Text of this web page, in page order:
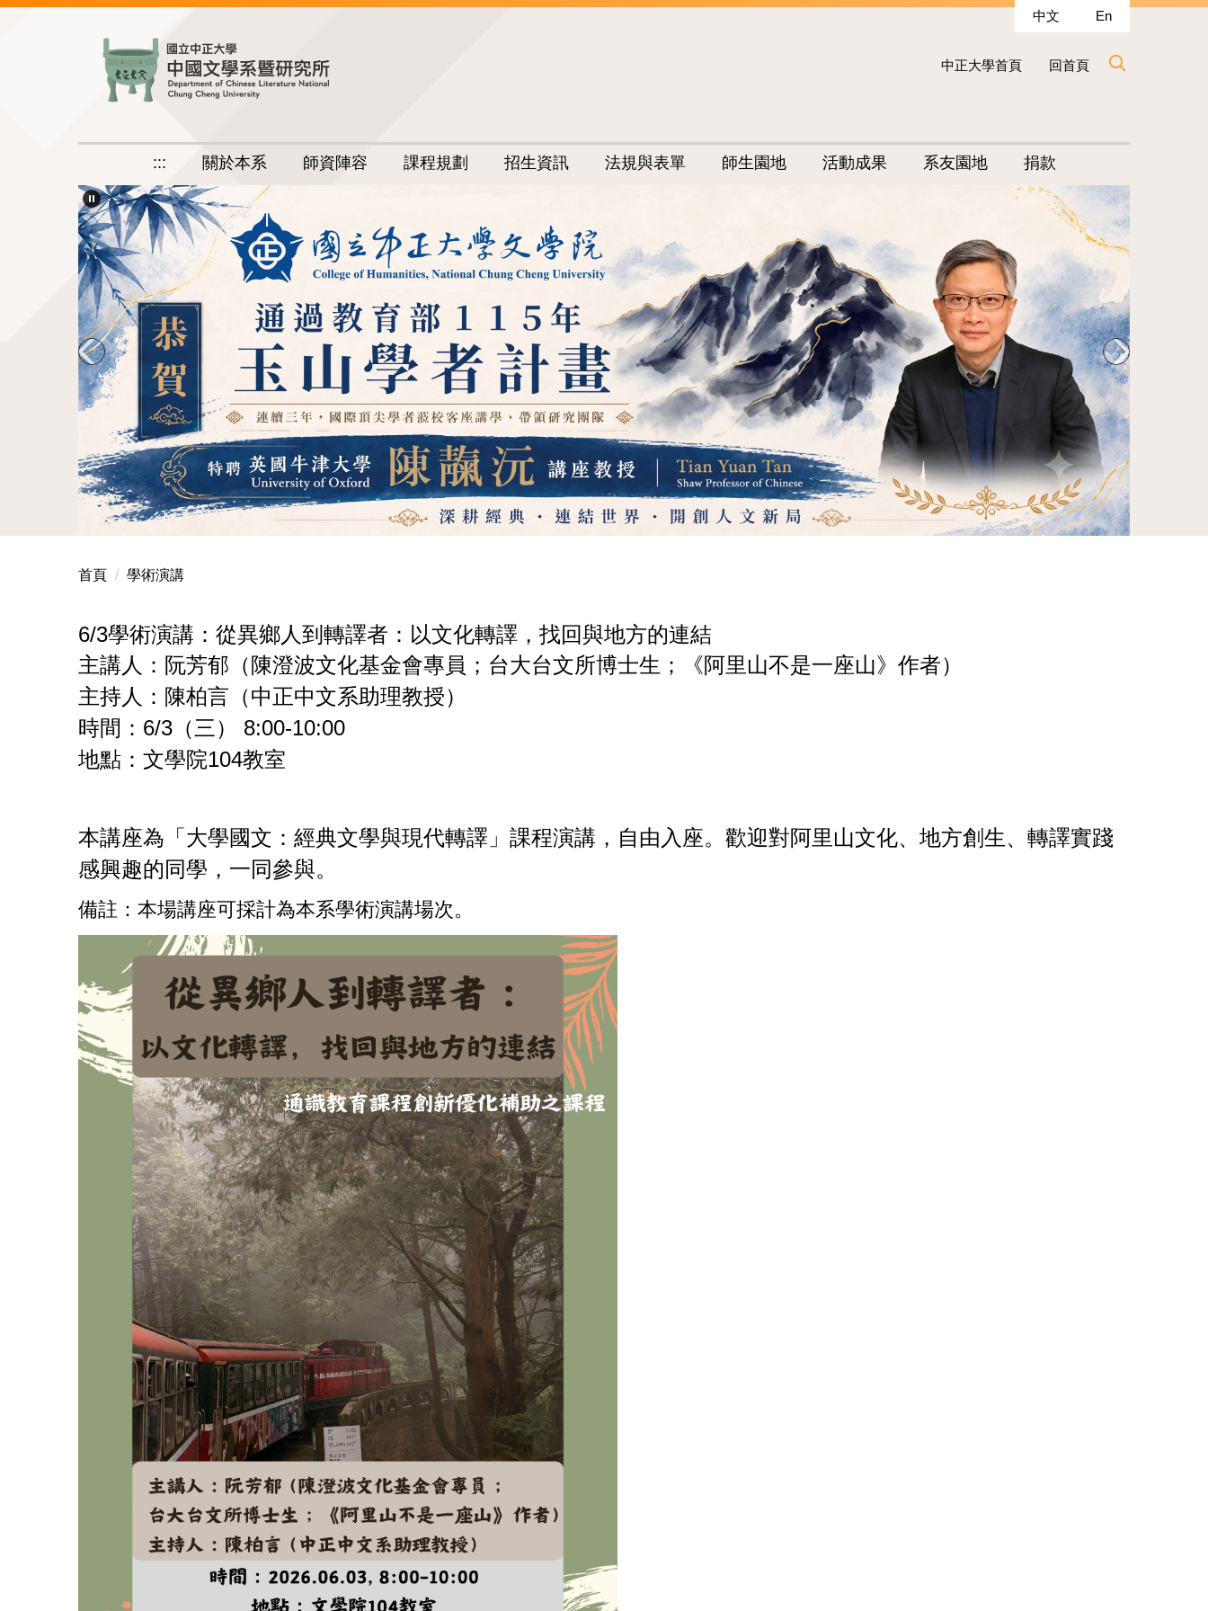
中文 En
中正大學首頁 回首頁
::: 關於本系 師資陣容 課程規劃 招生資訊 法規與表單 師生園地 活動成果 系友園地 捐款
本系通過教育部115玉山學者計畫，特聘英國牛津大學陳靝沅講座教授
首頁 學術演講
6/3學術演講：從異鄉人到轉譯者：以文化轉譯，找回與地方的連結
主講人：阮芳郁（陳澄波文化基金會專員；台大台文所博士生；《阿里山不是一座山》作者）
主持人：陳柏言（中正中文系助理教授）
時間：6/3（三） 8:00-10:00
地點：文學院104教室
本講座為「大學國文：經典文學與現代轉譯」課程演講，自由入座。歡迎對阿里山文化、地方創生、轉譯實踐
感興趣的同學，一同參與。
備註：本場講座可採計為本系學術演講場次。